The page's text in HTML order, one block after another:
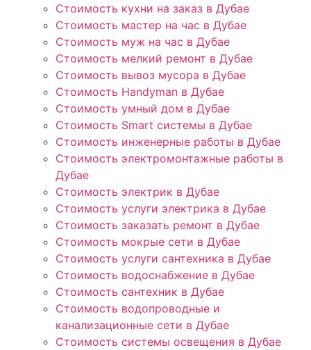
Стоимость кухни на заказ в Дубае
Стоимость мастер на час в Дубае
Стоимость муж на час в Дубае
Стоимость мелкий ремонт в Дубае
Стоимость вывоз мусора в Дубае
Стоимость Handyman в Дубае
Стоимость умный дом в Дубае
Стоимость Smart системы в Дубае
Стоимость инженерные работы в Дубае
Стоимость электромонтажные работы в
Дубае
Стоимость электрик в Дубае
Стоимость услуги электрика в Дубае
Стоимость заказать ремонт в Дубае
Стоимость мокрые сети в Дубае
Стоимость услуги сантехника в Дубае
Стоимость водоснабжение в Дубае
Стоимость сантехник в Дубае
Стоимость водопроводные и
канализационные сети в Дубае
Стоимость системы освещения в Дубае